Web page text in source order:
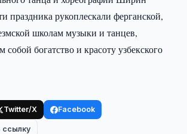
праздника рукоплескали ферганской,
школам музыки и танцев,
богатство и красоту узбекского
Twitter/X Facebook
ссылку